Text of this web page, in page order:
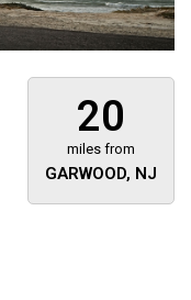
20
miles from
GARWOOD, NJ